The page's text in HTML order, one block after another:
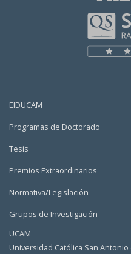
EIDUCAM
Programas de Doctorado
Tesis
Premios Extraordinarios
Normativa/Legislación
Grupos de Investigación
UCAM
Universidad Católica San Antonio